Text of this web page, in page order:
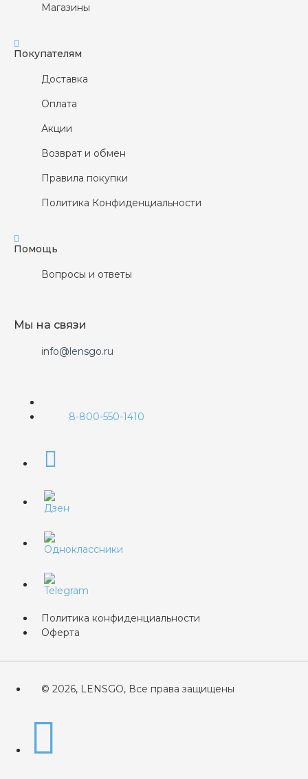
Магазины
Покупателям
Доставка
Оплата
Акции
Возврат и обмен
Правила покупки
Политика Конфиденциальности
Помощь
Вопросы и ответы
Мы на связи
info@lensgo.ru
8-800-550-1410
Политика конфиденциальности
Оферта
© 2026, LENSGO, Все права защищены